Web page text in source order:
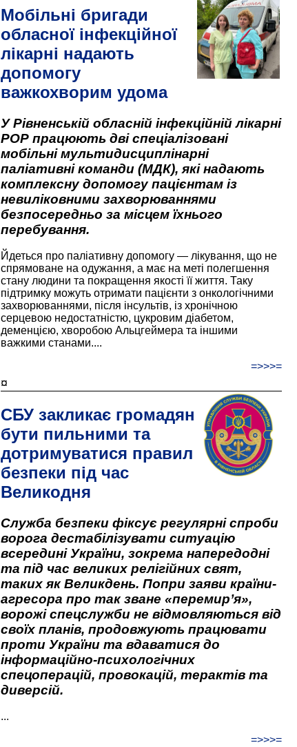
Мобільні бригади
обласної інфекційної
лікарні надають
допомогу
важкохворим удома
У Рівненській обласній інфекційній лікарні
РОР працюють дві спеціалізовані
мобільні мультидисциплінарні
паліативні команди (МДК), які надають
комплексну допомогу пацієнтам із
невиліковними захворюваннями
безпосередньо за місцем їхнього
перебування.
Йдеться про паліативну допомогу — лікування, що не
спрямоване на одужання, а має на меті полегшення
стану людини та покращення якості її життя. Таку
підтримку можуть отримати пацієнти з онкологічними
захворюваннями, після інсультів, із хронічною
серцевою недостатністю, цукровим діабетом,
деменцією, хворобою Альцгеймера та іншими
важкими станами....
=>>>=
¤
СБУ закликає громадян
бути пильними та
дотримуватися правил
безпеки під час
Великодня
Служба безпеки фіксує регулярні спроби
ворога дестабілізувати ситуацію
всередині України, зокрема напередодні
та під час великих релігійних свят,
таких як Великдень. Попри заяви країни-
агресора про так зване «перемир’я»,
ворожі спецслужби не відмовляються від
своїх планів, продовжують працювати
проти України та вдаватися до
інформаційно-психологічних
спецоперацій, провокацій, терактів та
диверсій.
...
=>>>=